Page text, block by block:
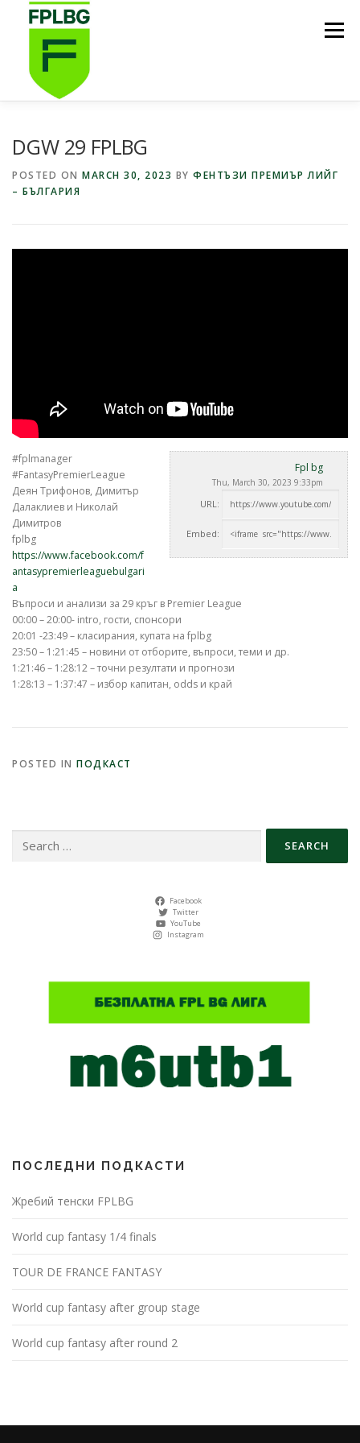
Menu
ФУТБОЛНА СТИПЕНДИЯ FPL BG
DGW 29 FPLBG
POSTED ON MARCH 30, 2023 BY ФЕНТЪЗИ ПРЕМИЪР ЛИЙГ
– БЪЛГАРИЯ
Fpl bg
Thu, March 30, 2023 9:33pm
URL:
Embed:
#fplmanager
#FantasyPremierLeague
Деян Трифонов, Димитър
Далаклиев и Николай
Димитров
fplbg
https://www.facebook.com/f
antasypremierleaguebulgari
a
Въпроси и анализи за 29 кръг в Premier League
00:00 – 20:00- intro, гости, спонсори
20:01 -23:49 – класирания, купата на fplbg
23:50 – 1:21:45 – новини от отборите, въпроси, теми и др.
1:21:46 – 1:28:12 – точни резултати и прогнози
1:28:13 – 1:37:47 – избор капитан, odds и край
POSTED IN ПОДКАСТ
for:
Facebook
Twitter
YouTube
Instagram
ПОСЛЕДНИ ПОДКАСТИ
Жребий тенски FPLBG
World cup fantasy 1/4 finals
TOUR DE FRANCE FANTASY
World cup fantasy after group stage
World cup fantasy after round 2